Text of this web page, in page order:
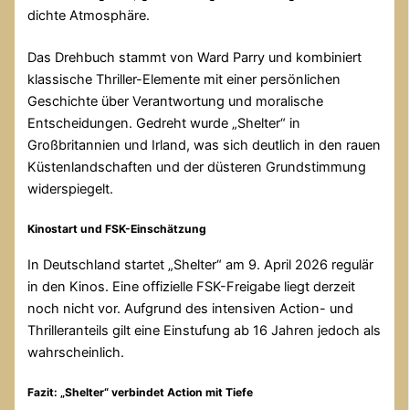
dichte Atmosphäre.
Das Drehbuch stammt von Ward Parry und kombiniert
klassische Thriller-Elemente mit einer persönlichen
Geschichte über Verantwortung und moralische
Entscheidungen. Gedreht wurde „Shelter“ in
Großbritannien und Irland, was sich deutlich in den rauen
Küstenlandschaften und der düsteren Grundstimmung
widerspiegelt.
Kinostart und FSK-Einschätzung
In Deutschland startet „Shelter“ am 9. April 2026 regulär
in den Kinos. Eine offizielle FSK-Freigabe liegt derzeit
noch nicht vor. Aufgrund des intensiven Action- und
Thrilleranteils gilt eine Einstufung ab 16 Jahren jedoch als
wahrscheinlich.
Fazit: „Shelter“ verbindet Action mit Tiefe